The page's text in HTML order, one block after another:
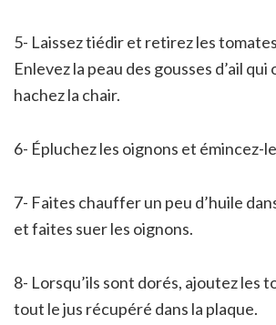
5- Laissez tiédir et retirez les
Enlevez la peau des gousses d’ail
hachez la chair.
6- Épluchez les oignons et émincez-
7- Faites chauffer un peu d’huile
et faites suer les oignons.
8- Lorsqu’ils sont dorés, ajoutez les
tout le jus récupéré dans la plaque.